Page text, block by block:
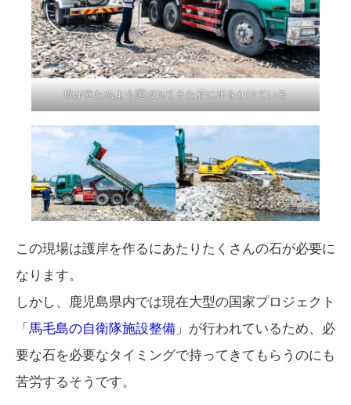
埃が立たぬよう運ばれてきた石に水をかけている
この現場は護岸を作るにあたりたくさんの石が必要に
なります。
しかし、鹿児島県内では現在大型の国家プロジェクト
「馬毛島の自衛隊施設整備 」が行われているため、必
要な石を必要なタイミングで持ってきてもらうのにも
苦労するそうです。